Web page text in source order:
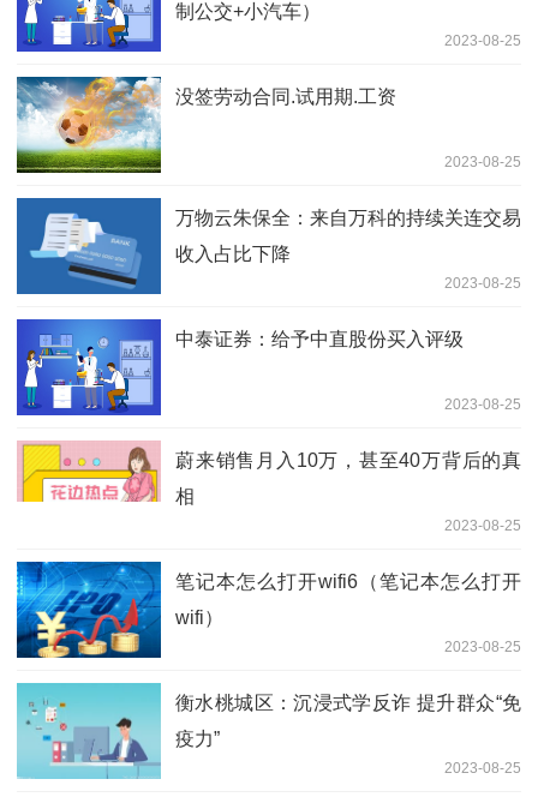
制公交+小汽车）
2023-08-25
没签劳动合同.试用期.工资
2023-08-25
万物云朱保全：来自万科的持续关连交易
收入占比下降
2023-08-25
中泰证券：给予中直股份买入评级
2023-08-25
蔚来销售月入10万，甚至40万背后的真
相
2023-08-25
笔记本怎么打开wifi6（笔记本怎么打开
wifi）
2023-08-25
衡水桃城区：沉浸式学反诈 提升群众“免
疫力”
2023-08-25